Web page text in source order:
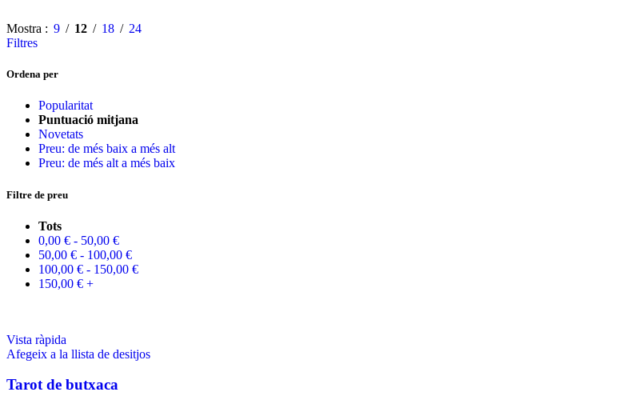
Mostra 9 12 18
24
Filtres
Ordena per
Popularitat
Puntuació mitjana
Novetats
Preu: de més baix a més alt
Preu: de més alt a més baix
Filtre de preu
Tots
0,00 € - 50,00 €
50,00 € - 100,00 €
100,00 € - 150,00 €
150,00 € +
Vista ràpida
Afegeix a la llista de desitjos
Tarot de butxaca